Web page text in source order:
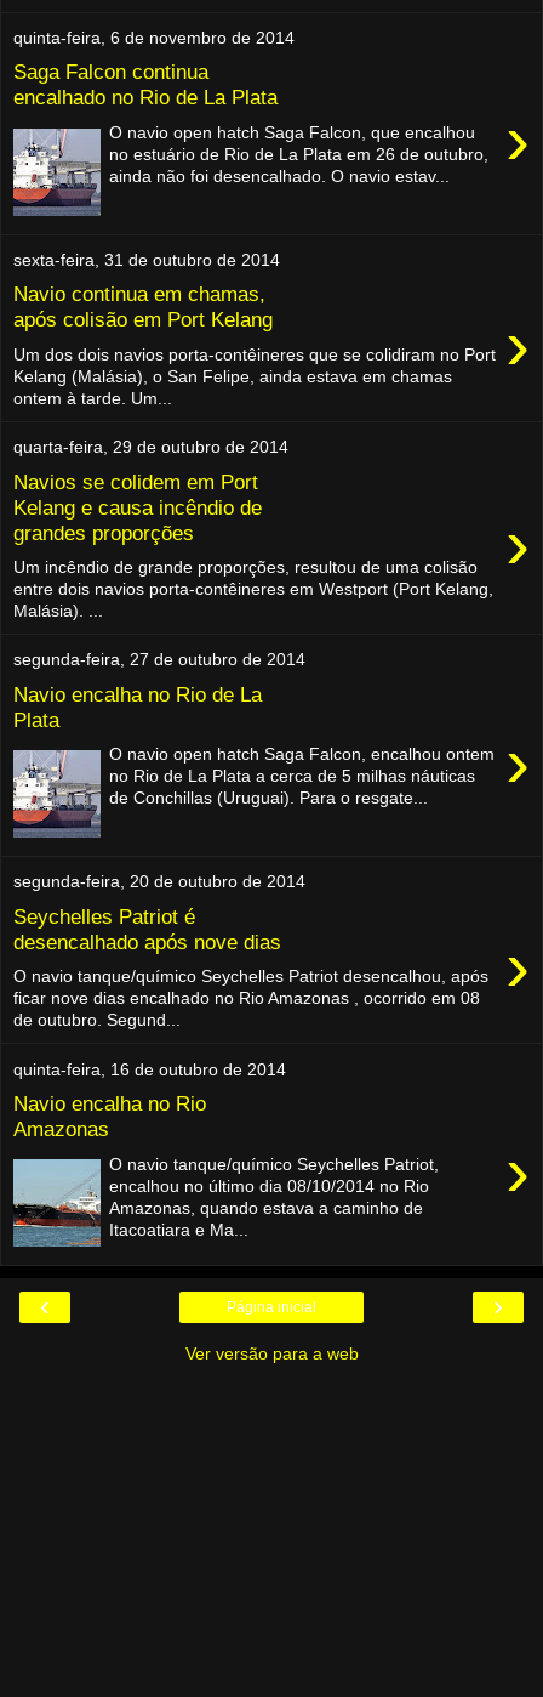
quinta-feira, 6 de novembro de 2014
Saga Falcon continua
encalhado no Rio de La Plata
›
O navio open hatch Saga Falcon, que encalhou
no estuário de Rio de La Plata em 26 de outubro,
ainda não foi desencalhado. O navio estav...
sexta-feira, 31 de outubro de 2014
Navio continua em chamas,
após colisão em Port Kelang
›
Um dos dois navios porta-contêineres que se colidiram no Port
Kelang (Malásia), o San Felipe, ainda estava em chamas
ontem à tarde. Um...
quarta-feira, 29 de outubro de 2014
Navios se colidem em Port
Kelang e causa incêndio de
grandes proporções
›
Um incêndio de grande proporções, resultou de uma colisão
entre dois navios porta-contêineres em Westport (Port Kelang,
Malásia). ...
segunda-feira, 27 de outubro de 2014
Navio encalha no Rio de La
Plata
›
O navio open hatch Saga Falcon, encalhou ontem
no Rio de La Plata a cerca de 5 milhas náuticas
de Conchillas (Uruguai). Para o resgate...
segunda-feira, 20 de outubro de 2014
Seychelles Patriot é
desencalhado após nove dias
›
O navio tanque/químico Seychelles Patriot desencalhou, após
ficar nove dias encalhado no Rio Amazonas , ocorrido em 08
de outubro. Segund...
quinta-feira, 16 de outubro de 2014
Navio encalha no Rio
Amazonas
›
O navio tanque/químico Seychelles Patriot,
encalhou no último dia 08/10/2014 no Rio
Amazonas, quando estava a caminho de
Itacoatiara e Ma...
‹ ›
Página inicial
Ver versão para a web